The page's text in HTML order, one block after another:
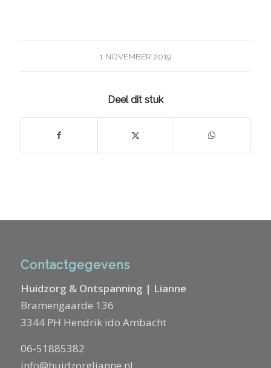
1 NOVEMBER 2019
Deel dit stuk
Contactgegevens
Huidzorg & Ontspanning | Lianne
Bramengaarde 136
3344 PH Hendrik ido Ambacht
06-51885382
info@huidzorglianne.nl